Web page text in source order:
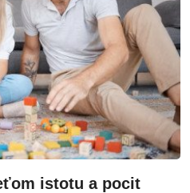
istotu a pocit